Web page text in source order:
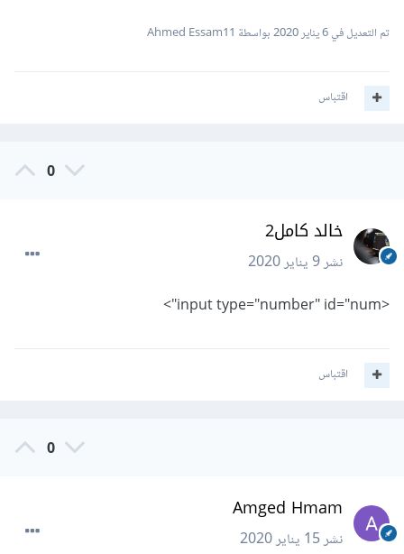
تم التعديل في6 يناير 2020 بواسطة Ahmed Essam11
اقتباس
0
خالد كامل2
نشر9 يناير 2020
<input type="number" id="num">
اقتباس
0
Amged Hmam
نشر15 يناير 2020